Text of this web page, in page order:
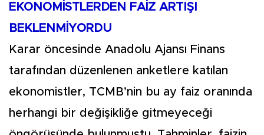
EKONOMİSTLERDEN FAİZ ARTIŞI
BEKLENMİYORDU
Karar öncesinde Anadolu Ajansı Finans
tarafından düzenlenen anketlere katılan
ekonomistler, TCMB’nin bu ay faiz oranında
herhangi bir değişikliğe gitmeyeceği